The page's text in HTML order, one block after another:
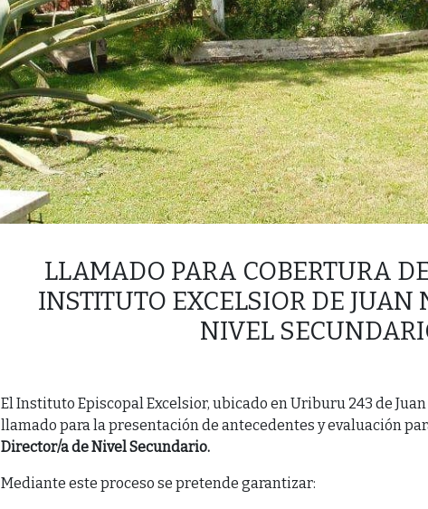
LLAMADO PARA COBERTURA
INSTITUTO EXCELSIOR DE JUAN
NIVEL
El Instituto Episcopal Excelsior, ubicado en Uriburu 243 de
llamado para la presentación de antecedentes y evaluación
Director/a de Nivel Secundario.
Mediante este proceso se pretende garantizar: